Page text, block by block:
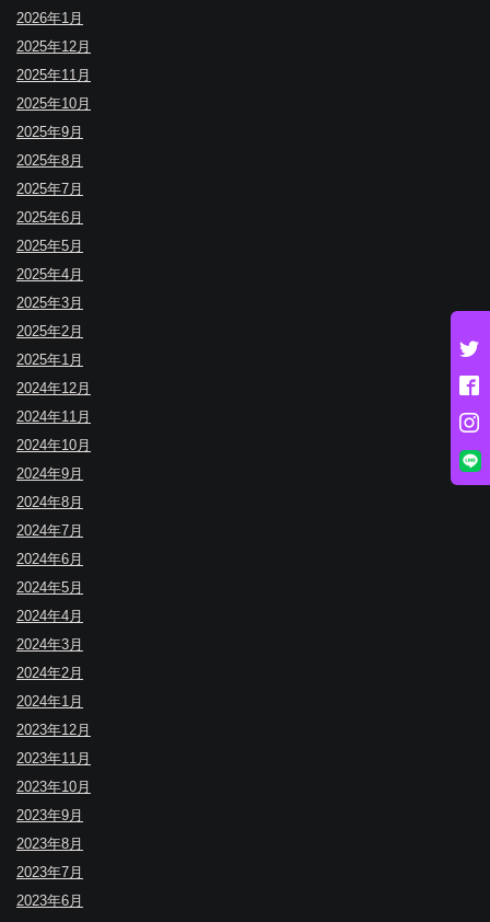
2026年1月
2025年12月
2025年11月
2025年10月
2025年9月
2025年8月
2025年7月
2025年6月
2025年5月
2025年4月
2025年3月
2025年2月
2025年1月
2024年12月
2024年11月
2024年10月
2024年9月
2024年8月
2024年7月
2024年6月
2024年5月
2024年4月
2024年3月
2024年2月
2024年1月
2023年12月
2023年11月
2023年10月
2023年9月
2023年8月
2023年7月
2023年6月